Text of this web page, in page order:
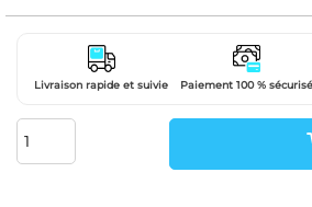
Livraison rapide et suivie Paiement 100 % sécurisé